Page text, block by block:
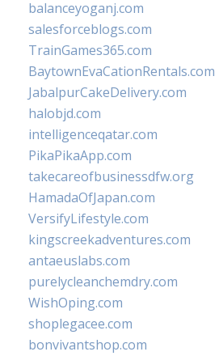
balanceyoganj.com
salesforceblogs.com
TrainGames365.com
BaytownEvaCationRentals.com
JabalpurCakeDelivery.com
halobjd.com
intelligenceqatar.com
PikaPikaApp.com
takecareofbusinessdfw.org
HamadaOfJapan.com
VersifyLifestyle.com
kingscreekadventures.com
antaeuslabs.com
purelycleanchemdry.com
WishOping.com
shoplegacee.com
bonvivantshop.com